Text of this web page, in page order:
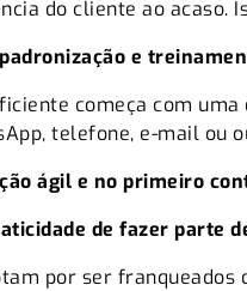
do cliente ao acaso.
e
começa com
telefone, e-mail ou
ágil e no primeiro
de fazer parte
por ser franqueados